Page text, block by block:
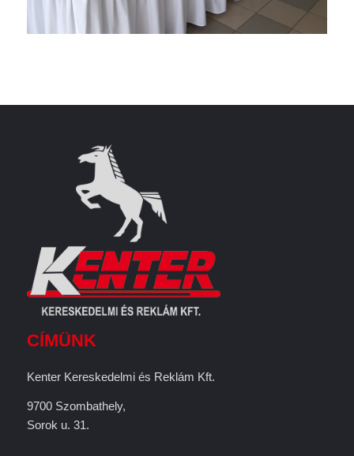
CÍMÜNK
Kenter Kereskedelmi és Reklám Kft.
9700 Szombathely,
Sorok u. 31.